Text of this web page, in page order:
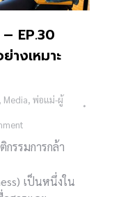
EP.30
งเหมาะ
, Media, พ่อแม่-ผู้
รรมการกล้า
เป็นหนึ่งใน